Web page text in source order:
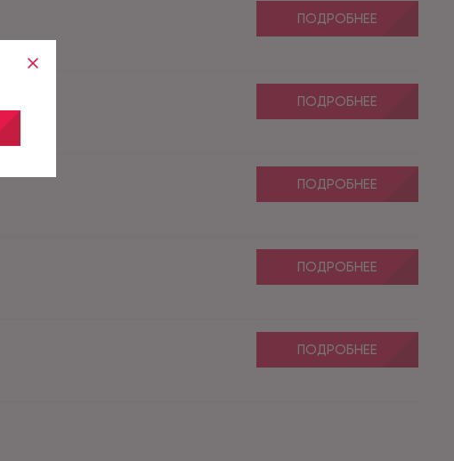
ПОДРОБНЕЕ
ПОДРОБНЕЕ
ПОДРОБНЕЕ
ПОДРОБНЕЕ
ПОДРОБНЕЕ